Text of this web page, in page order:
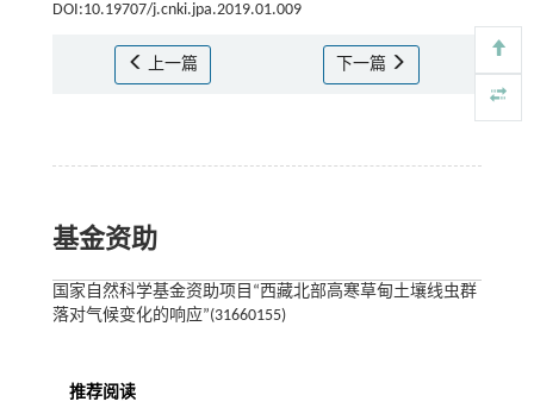
DOI:10.19707/j.cnki.jpa.2019.01.009
上一篇 下一篇
基金资助
国家自然科学基金资助项目“西藏北部高寒草甸土壤线虫群
落对气候变化的响应”(31660155)